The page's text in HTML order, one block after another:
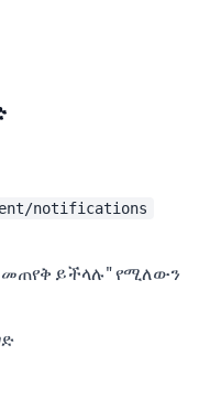
notifications
ይችላሉ" የሚለውን